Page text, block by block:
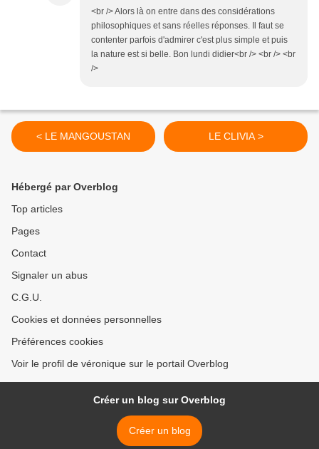
<br /> Alors là on entre dans des considérations
philosophiques et sans réelles réponses. Il faut se
contenter parfois d'admirer c'est plus simple et puis
la nature est si belle. Bon lundi didier<br /> <br /> <br
/>
< LE MANGOUSTAN LE CLIVIA >
Hébergé par Overblog
Top articles
Pages
Contact
Signaler un abus
C.G.U.
Cookies et données personnelles
Préférences cookies
Voir le profil de véronique sur le portail Overblog
Créer un blog sur Overblog
Créer un blog